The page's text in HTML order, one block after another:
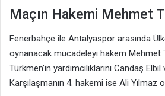
Maçın Hakemi Mehmet
Fenerbahçe ile Antalyaspor arasında
oynanacak mücadeleyi hakem Mehmet
Türkmen’in yardımcılıklarını Candaş
Karşılaşmanın 4. hakemi ise Ali Yılmaz